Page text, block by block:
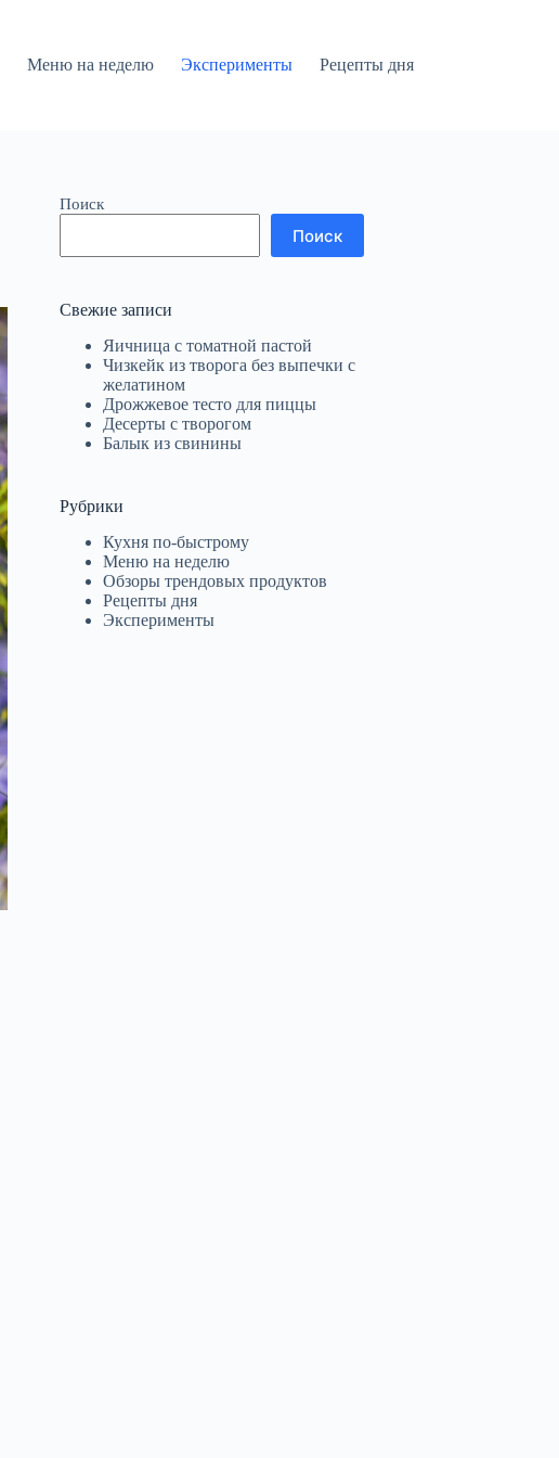
Меню на неделю Эксперименты Рецепты дня
Поиск
Поиск
Свежие записи
Яичница с томатной пастой
Чизкейк из творога без выпечки с
желатином
Дрожжевое тесто для пиццы
Десерты с творогом
Балык из свинины
Рубрики
Кухня по-быстрому
Меню на неделю
Обзоры трендовых продуктов
Рецепты дня
Эксперименты